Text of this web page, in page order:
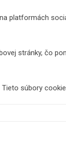
platformách
stránky, čo
súbory